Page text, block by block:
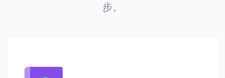
步。